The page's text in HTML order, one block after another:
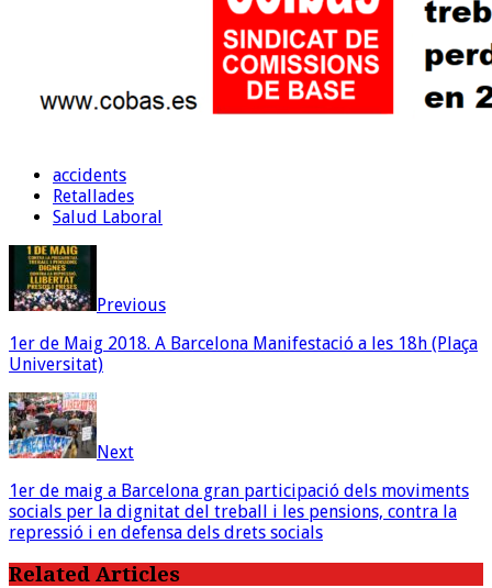
accidents
Retallades
Salud Laboral
Previous
1er de Maig 2018. A Barcelona Manifestació a les 18h (Plaça
Universitat)
Next
1er de maig a Barcelona gran participació dels moviments
socials per la dignitat del treball i les pensions, contra la
repressió i en defensa dels drets socials
Related Articles